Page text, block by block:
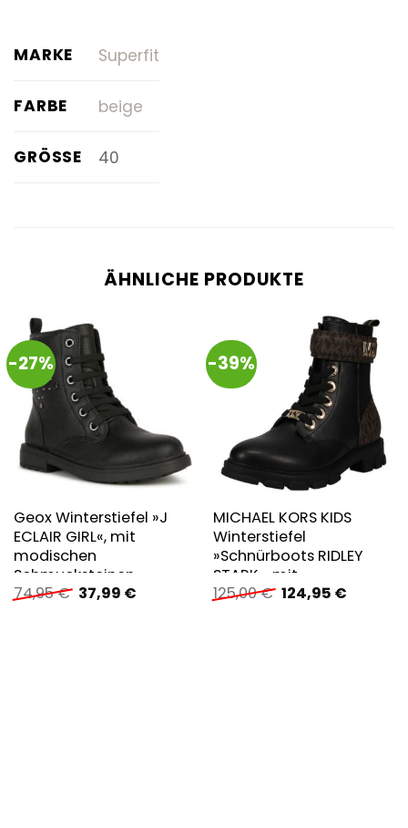
MARKE Superfit
FARBE beige
GRÖSSE 40
ÄHNLICHE PRODUKTE
-27%
Geox Winterstiefel »J
ECLAIR GIRL«, mit
modischen
Schmucksteinen
74,95€ Ursprünglicher
Preis
37,99 €Aktueller
-39%
MICHAEL KORS KIDS
Winterstiefel
»Schnürboots RIDLEY
STARK«, mit
goldfarbenem MK
125,00€ Ursprünglicher
Preis
124,95 €